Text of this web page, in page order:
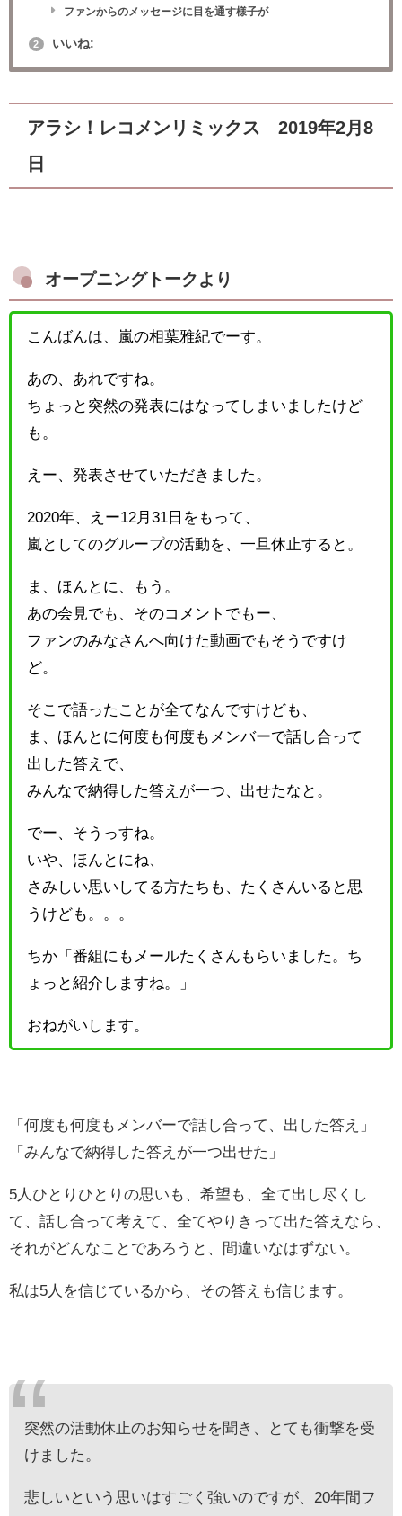
ファンからのメッセージに目を通す様子が
2 いいね:
アラシ！レコメンリミックス 2019年2月8
日
オープニングトークより
こんばんは、嵐の相葉雅紀でーす。
あの、あれですね。
ちょっと突然の発表にはなってしまいましたけど
も。
えー、発表させていただきました。
2020年、えー12月31日をもって、
嵐としてのグループの活動を、一旦休止すると。
ま、ほんとに、もう。
あの会見でも、そのコメントでもー、
ファンのみなさんへ向けた動画でもそうですけ
ど。
そこで語ったことが全てなんですけども、
ま、ほんとに何度も何度もメンバーで話し合って
出した答えで、
みんなで納得した答えが一つ、出せたなと。
でー、そうっすね。
いや、ほんとにね、
さみしい思いしてる方たちも、たくさんいると思
うけども。。。
ちか「番組にもメールたくさんもらいました。ち
ょっと紹介しますね。」
おねがいします。
「何度も何度もメンバーで話し合って、出した答え」
「みんなで納得した答えが一つ出せた」
5人ひとりひとりの思いも、希望も、全て出し尽くし
て、話し合って考えて、全てやりきって出た答えなら、
それがどんなことであろうと、間違いなはずない。
私は5人を信じているから、その答えも信じます。
突然の活動休止のお知らせを聞き、とても衝撃を受
けました。
悲しいという思いはすごく強いのですが、20年間フ